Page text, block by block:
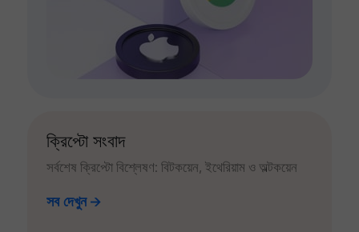
ক্রিপ্টো সংবাদ
সর্বশেষ ক্রিপ্টো বিশ্লেষণ: বিটকয়েন, ইথেরিয়াম ও অল্টকয়েন
সব দেখুন